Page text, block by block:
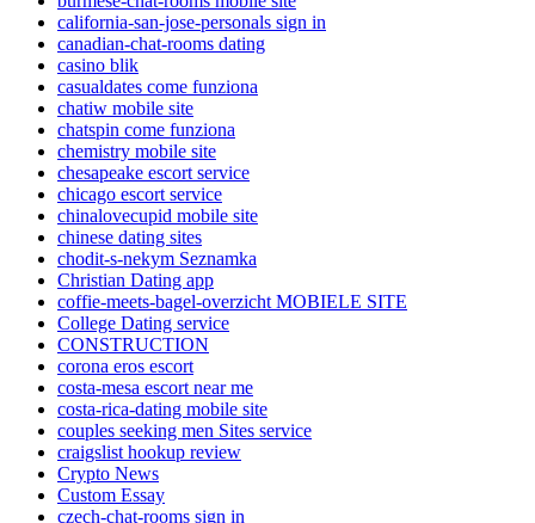
california-san-jose-personals sign in
canadian-chat-rooms dating
casino blik
casualdates come funziona
chatiw mobile site
chatspin come funziona
chemistry mobile site
chesapeake escort service
chicago escort service
chinalovecupid mobile site
chinese dating sites
chodit-s-nekym Seznamka
Christian Dating app
coffie-meets-bagel-overzicht MOBIELE SITE
College Dating service
CONSTRUCTION
corona eros escort
costa-mesa escort near me
costa-rica-dating mobile site
couples seeking men Sites service
craigslist hookup review
Crypto News
Custom Essay
czech-chat-rooms sign in